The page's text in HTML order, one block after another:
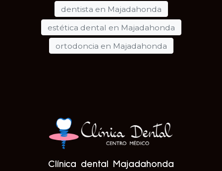
dentista en Majadahonda
estética dental en Majadahonda
ortodoncia en Majadahonda
Clínica dental Majadahonda